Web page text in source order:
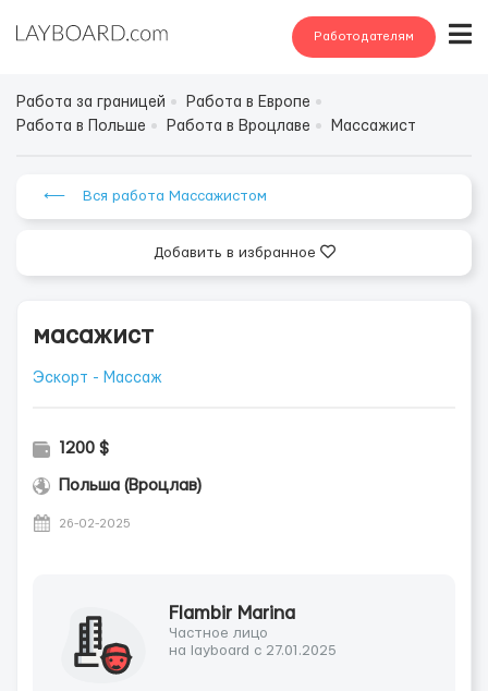
Работодателям
Работа за границей
Работа в Европе
Работа в Польше
Работа в Вроцлаве Массажист
⟵ Вся работа Массажистом
Добавить в избранное
масажист
Эскорт - Массаж
1200 $
Польша (Вроцлав)
26-02-2025
Flambir Marina
Частное лицо
на layboard с 27.01.2025